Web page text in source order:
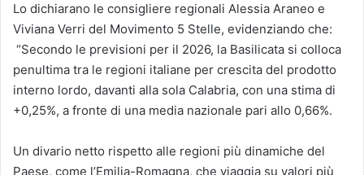
Lo dichiarano le consigliere regionali Alessia Araneo e
Viviana Verri del Movimento 5 Stelle, evidenziando che:
“Secondo le previsioni per il 2026, la Basilicata si colloca
penultima tra le regioni italiane per crescita del prodotto
interno lordo, davanti alla sola Calabria, con una stima di
+0,25%, a fronte di una media nazionale pari allo 0,66%.
Un divario netto rispetto alle regioni più dinamiche del
Paese, come l’Emilia-Romagna, che viaggia su valori più